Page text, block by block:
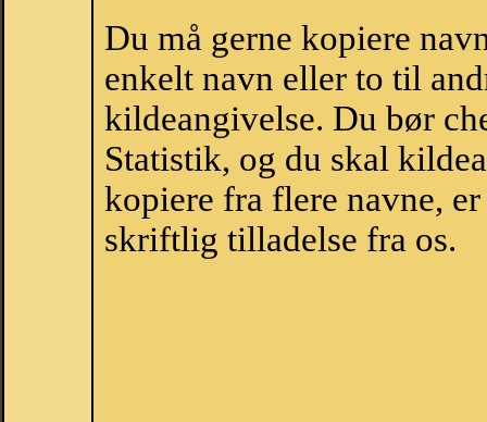
Du må gerne kopiere
enkelt navn eller to til
kildeangivelse. Du bør
Statistik, og du skal
kopiere fra flere navne,
skriftlig tilladelse fra os.